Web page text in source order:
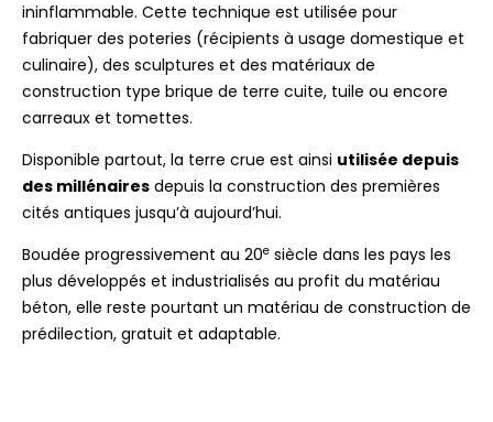
ininflammable. Cette technique est utilisée pour
fabriquer des poteries (récipients à usage domestique et
culinaire), des sculptures et des matériaux de
construction type brique de terre cuite, tuile ou encore
carreaux et tomettes.
Disponible partout, la terre crue est ainsi utilisée depuis
des millénaires depuis la construction des premières
cités antiques jusqu’à aujourd’hui.
Boudée progressivement au 20e siècle dans les pays les
plus développés et industrialisés au profit du matériau
béton, elle reste pourtant un matériau de construction de
prédilection, gratuit et adaptable.